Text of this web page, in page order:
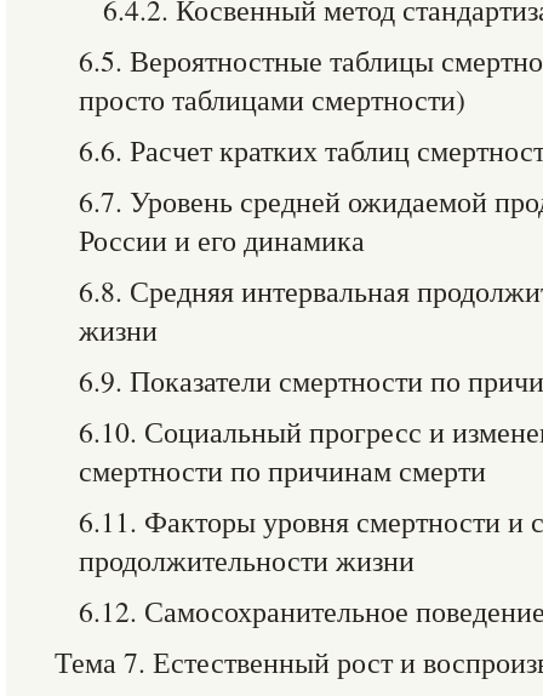
6.4.2. Косвенный метод
6.5. Вероятностные таблицы
просто таблицами смертности)
6.6. Расчет кратких таблиц
6.7. Уровень средней ожидаемой
России и его динамика
6.8. Средняя интервальная
жизни
6.9. Показатели смертности по
6.10. Социальный прогресс и
смертности по причинам смерти
6.11. Факторы уровня смертности и
продолжительности жизни
6.12. Самосохранительное
Тема 7. Естественный рост и